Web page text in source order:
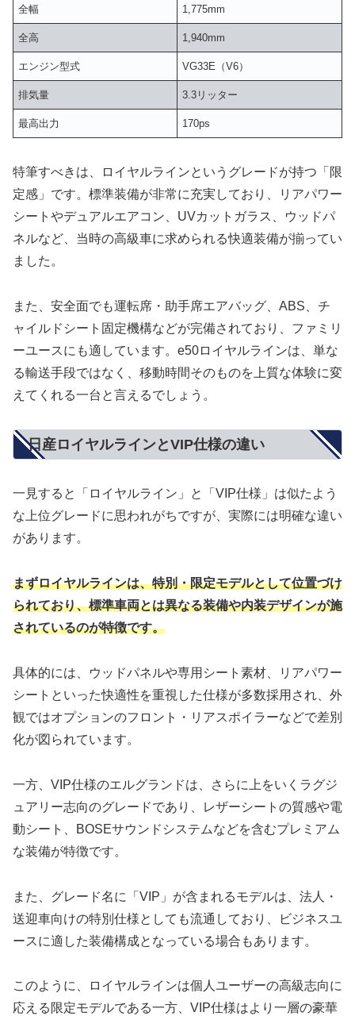
全幅 1,775mm
全高 1,940mm
エンジン型式 VG33E（V6）
排気量 3.3リッター
最高出力 170ps
特筆すべきは、ロイヤルラインというグレードが持つ「限
定感」です。標準装備が非常に充実しており、リアパワー
シートやデュアルエアコン、UVカットガラス、ウッドパ
ネルなど、当時の高級車に求められる快適装備が揃ってい
ました。
また、安全面でも運転席・助手席エアバッグ、ABS、チ
ャイルドシート固定機構などが完備されており、ファミリ
ーユースにも適しています。e50ロイヤルラインは、単な
る輸送手段ではなく、移動時間そのものを上質な体験に変
えてくれる一台と言えるでしょう。
日産ロイヤルラインとVIP仕様の違い
一見すると「ロイヤルライン」と「VIP仕様」は似たよう
な上位グレードに思われがちですが、実際には明確な違い
があります。
まずロイヤルラインは、特別・限定モデルとして位置づけ
られており、標準車両とは異なる装備や内装デザインが施
されているのが特徴です。
具体的には、ウッドパネルや専用シート素材、リアパワー
シートといった快適性を重視した仕様が多数採用され、外
観ではオプションのフロント・リアスポイラーなどで差別
化が図られています。
一方、VIP仕様のエルグランドは、さらに上をいくラグジ
ュアリー志向のグレードであり、レザーシートの質感や電
動シート、BOSEサウンドシステムなどを含むプレミアム
な装備が特徴です。
また、グレード名に「VIP」が含まれるモデルは、法人・
送迎車向けの特別仕様としても流通しており、ビジネスユ
ースに適した装備構成となっている場合もあります。
このように、ロイヤルラインは個人ユーザーの高級志向に
応える限定モデルである一方、VIP仕様はより一層の豪華